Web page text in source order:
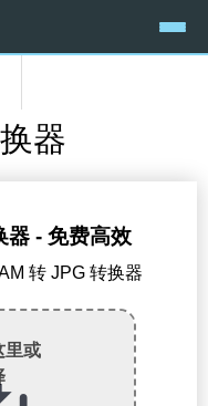
器
器 - 免费高效
转 JPG 转换器
里或